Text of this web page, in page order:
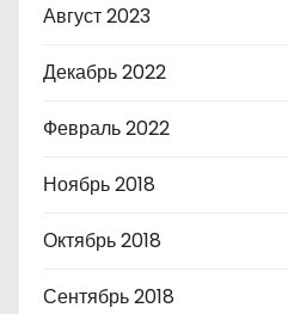
Август 2023
Декабрь 2022
Февраль 2022
Ноябрь 2018
Октябрь 2018
Сентябрь 2018